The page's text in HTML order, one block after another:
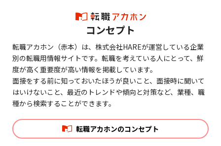
コンセプト
転職アカホン（赤本）は、株式会社HAREが運営している企業
別の転職用情報サイトです。転職を考えている人にとって、鮮
度が高く重要度が高い情報を掲載しています。
面接をする前に知っておいたほうが良いこと、面接時に聞いて
はいけないこと、最近のトレンドや傾向と対策など、業種、職
種から検索することができます。
転職アカホンのコンセプト